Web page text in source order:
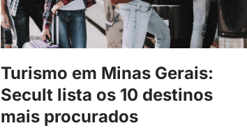
Turismo em Minas Gerais:
Secult lista os 10 destinos
mais procurados